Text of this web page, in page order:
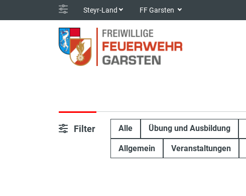
Steyr-Land FF Garsten
Filter Alle Übung und Ausbildung
Allgemein Veranstaltungen